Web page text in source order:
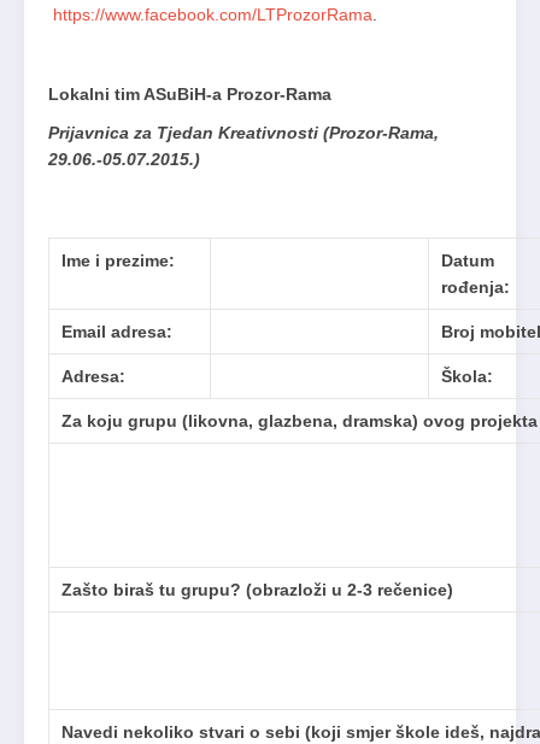
https://www.facebook.com/LTProzorRama
Lokalni tim ASuBiH-a Prozor-Rama
Prijavnica za Tjedan Kreativnosti (Prozor-Rama,
29.06.-05.07.2015.)
Ime i prezime:
Datum
rođenja:
Email adresa: Broj
Adresa: Škola:
Za koju grupu (likovna, glazbena, dramska) ovog
Zašto biraš tu grupu? (obrazloži u 2-3 rečenice)
Navedi nekoliko stvari o sebi (koji smjer škole ideš,